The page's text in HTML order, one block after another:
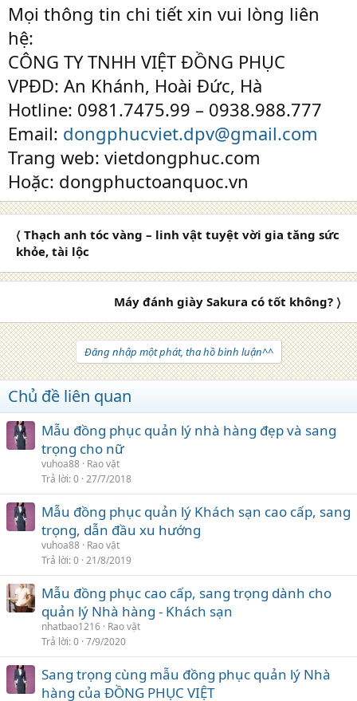
Mọi thông tin chi tiết xin vui lòng liên
hệ:
CÔNG TY TNHH VIỆT ĐỒNG PHỤC
VPĐD: An Khánh, Hoài Đức, Hà
Hotline: 0981.7475.99 – 0938.988.777
Email: dongphucviet.dpv@gmail.com
Trang web: vietdongphuc.com
Hoặc: dongphuctoanquoc.vn
〈 Thạch anh tóc vàng – linh vật tuyệt vời gia tăng sức
khỏe, tài lộc
Máy đánh giày Sakura có tốt không? 〉
Đăng nhập một phát, tha hồ bình luận^^
Chủ đề liên quan
Mẫu đồng phục quản lý nhà hàng đẹp và sang
trọng cho nữ
vuhoa88 Rao vặt
Trả lời 0 27/7/2018
Mẫu đồng phục quản lý Khách sạn cao cấp, sang
trọng, dẫn đầu xu hướng
vuhoa88 Rao vặt
Trả lời 0 21/8/2019
Mẫu đồng phục cao cấp, sang trọng dành cho
quản lý Nhà hàng - Khách sạn
nhatbao1216 Rao vặt
Trả lời 0 7/9/2020
Sang trọng cùng mẫu đồng phục quản lý Nhà
hàng của ĐỒNG PHỤC VIỆT